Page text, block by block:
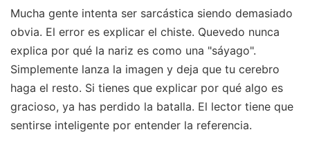
Mucha gente intenta ser sarcástica siendo demasiado
obvia. El error es explicar el chiste. Quevedo nunca
explica por qué la nariz es como una "sáyago".
Simplemente lanza la imagen y deja que tu cerebro
haga el resto. Si tienes que explicar por qué algo es
gracioso, ya has perdido la batalla. El lector tiene que
sentirse inteligente por entender la referencia.